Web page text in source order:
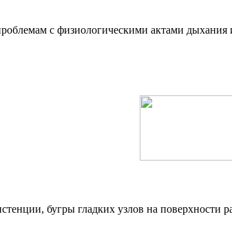
с физиологическими актами дыхания
бугры гладких узлов на поверхности